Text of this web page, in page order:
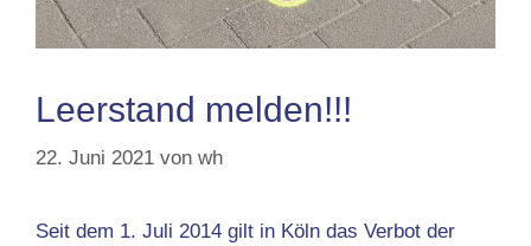
Leerstand melden!!!
22. Juni 2021 von wh
Seit dem 1. Juli 2014 gilt in Köln das Verbot der